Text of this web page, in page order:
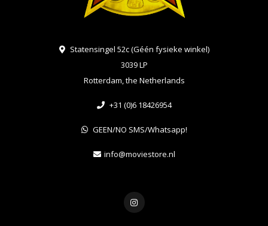
Statensingel 52c (Géén fysieke winkel)
3039 LP
Rotterdam, the Netherlands
+31 (0)6 18426954
GEEN/NO SMS/Whatsapp!
info@moviestore.nl